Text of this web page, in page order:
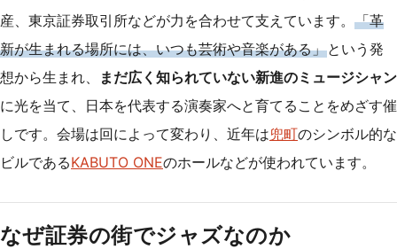
産、東京証券取引所などが力を合わせて支えています。 「革
新が生まれる場所には、いつも芸術や音楽がある」という発
想から生まれ、
まだ広く知られていない新進のミュージシャン
に光を当て、日本を代表する演奏家へと育てることをめざす催
しです。会場は回によって変わり、近年は兜町のシンボル的な
ビルであるKABUTO ONEのホールなどが使われています。
なぜ証券の街でジャズなのか